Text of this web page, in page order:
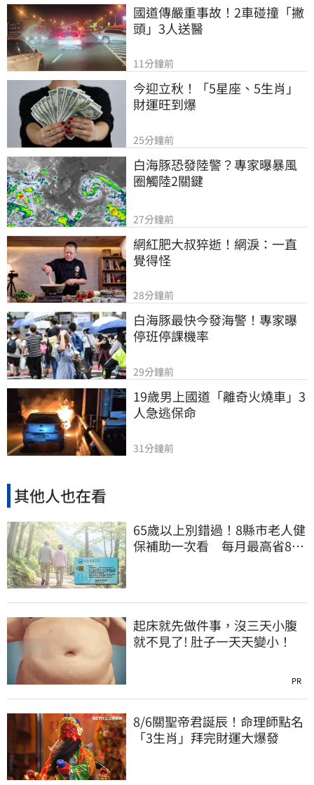
國道傳嚴重事故！2車碰撞「撇
頭」3人送醫
11分鐘前
今迎立秋！「5星座、5生肖」
財運旺到爆
25分鐘前
白海豚恐發陸警？專家曝暴風
圈觸陸2關鍵
27分鐘前
網紅肥大叔猝逝！網淚：一直
覺得怪
28分鐘前
白海豚最快今發海警！專家曝
停班停課機率
29分鐘前
19歲男上國道「離奇火燒車」3
人急逃保命
31分鐘前
其他人也在看
65歲以上別錯過！8縣市老人健
保補助一次看 每月最高省826
起床就先做件事，沒三天小腹
就不見了! 肚子一天天變小！
PR
8/6關聖帝君誕辰！命理師點名
「3生肖」拜完財運大爆發